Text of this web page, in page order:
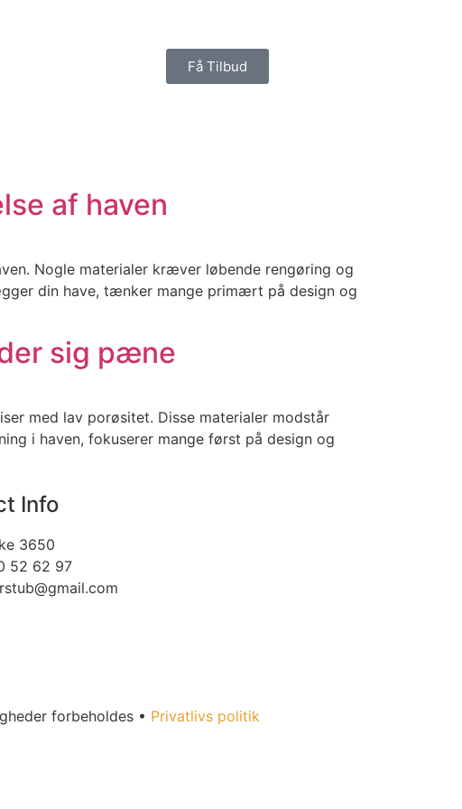
Få Tilbud
af haven
Nogle materialer kræver løbende rengøring og
din have, tænker mange primært på design og
sig pæne
med lav porøsitet. Disse materialer modstår
i haven, fokuserer mange først på design og
Info
3650
52 62 97
forbeholdes • Privatlivs politik